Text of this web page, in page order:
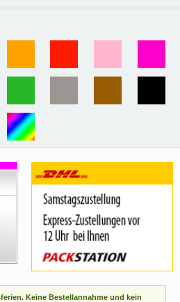
Keine Bestellannahme und kein